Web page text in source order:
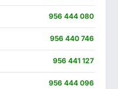
956 444 080
956 440 746
956 441 127
956 444 096